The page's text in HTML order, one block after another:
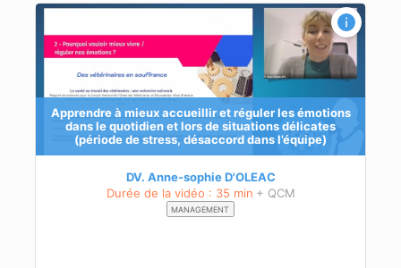
Apprendre à mieux accueillir et réguler les émotions
dans le quotidien et lors de situations délicates
(période de stress, désaccord dans l’équipe)
DV. Anne-sophie D'OLEAC
Durée de la vidéo : 35 min + QCM
MANAGEMENT